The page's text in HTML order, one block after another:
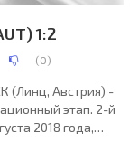
1:2
(0)
(Линц, Австрия) -
этап. 2-й
2018 года,